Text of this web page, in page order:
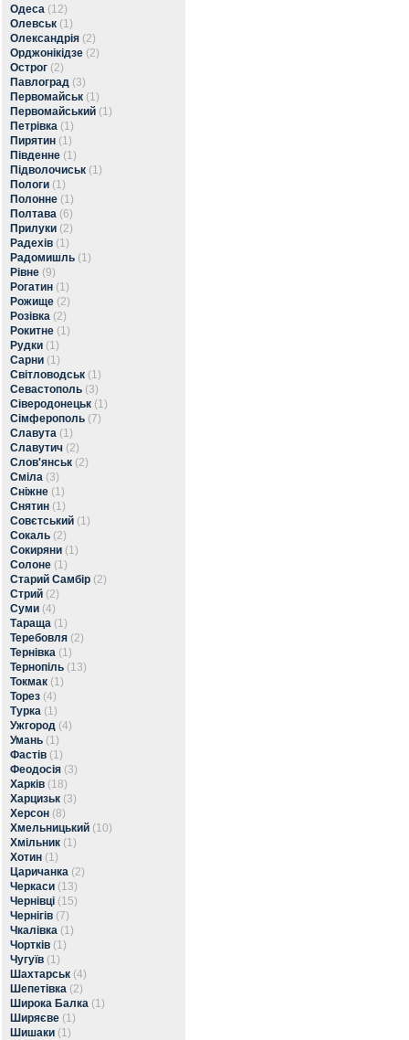
Одеса (12)
Олевськ (1)
Олександрія (2)
Орджонікідзе (2)
Острог (2)
Павлоград (3)
Первомайськ (1)
Первомайський (1)
Петрівка (1)
Пирятин (1)
Південне (1)
Підволочиськ (1)
Пологи (1)
Полонне (1)
Полтава (6)
Прилуки (2)
Радехів (1)
Радомишль (1)
Рівне (9)
Рогатин (1)
Рожище (2)
Розівка (2)
Рокитне (1)
Рудки (1)
Сарни (1)
Світловодськ (1)
Севастополь (3)
Сіверодонецьк (1)
Сімферополь (7)
Славута (1)
Славутич (2)
Слов'янськ (2)
Сміла (3)
Сніжне (1)
Снятин (1)
Совєтський (1)
Сокаль (2)
Сокиряни (1)
Солоне (1)
Старий Самбір (2)
Стрий (2)
Суми (4)
Тараща (1)
Теребовля (2)
Тернівка (1)
Тернопіль (13)
Токмак (1)
Торез (4)
Турка (1)
Ужгород (4)
Умань (1)
Фастів (1)
Феодосія (3)
Харків (18)
Харцизьк (3)
Херсон (8)
Хмельницький (10)
Хмільник (1)
Хотин (1)
Царичанка (2)
Черкаси (13)
Чернівці (15)
Чернігів (7)
Чкалівка (1)
Чортків (1)
Чугуїв (1)
Шахтарськ (4)
Шепетівка (2)
Широка Балка (1)
Ширяєве (1)
Шишаки (1)